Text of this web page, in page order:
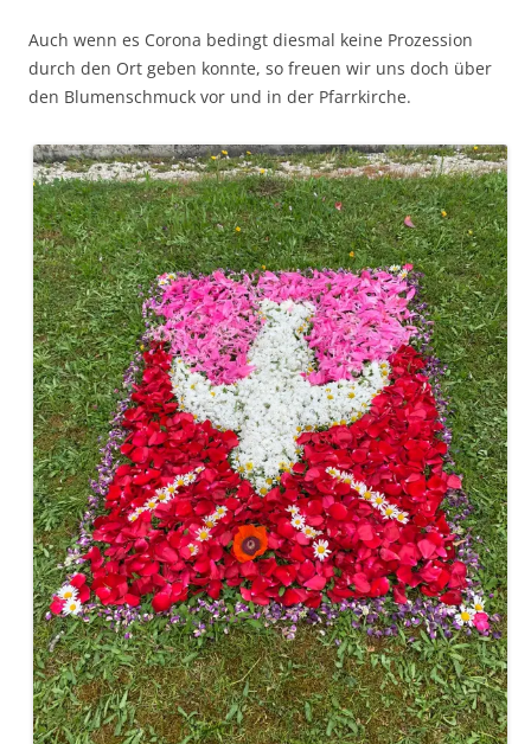
Auch wenn es Corona bedingt diesmal keine Prozession
durch den Ort geben konnte, so freuen wir uns doch über
den Blumenschmuck vor und in der Pfarrkirche.